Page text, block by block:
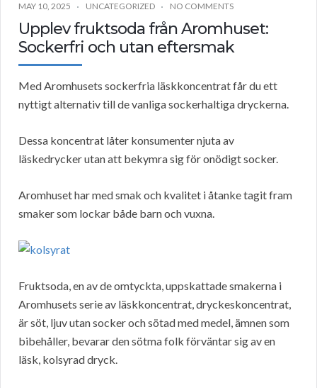
MAY 10, 2025 UNCATEGORIZED NO COMMENTS
Upplev fruktsoda från Aromhuset:
Sockerfri och utan eftersmak
Med Aromhusets sockerfria läskkoncentrat får du ett
nyttigt alternativ till de vanliga sockerhaltiga dryckerna.
Dessa koncentrat låter konsumenter njuta av
läskedrycker utan att bekymra sig för onödigt socker.
Aromhuset har med smak och kvalitet i åtanke tagit fram
smaker som lockar både barn och vuxna.
Fruktsoda, en av de omtyckta, uppskattade smakerna i
Aromhusets serie av läskkoncentrat, dryckeskoncentrat,
är söt, ljuv utan socker och sötad med medel, ämnen som
bibehåller, bevarar den sötma folk förväntar sig av en
läsk, kolsyrad dryck.